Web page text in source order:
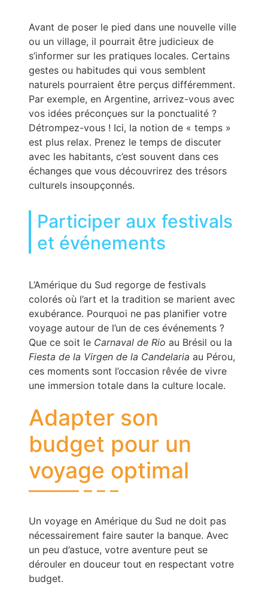
Avant de poser le pied dans une nouvelle ville
ou un village, il pourrait être judicieux de
s’informer sur les pratiques locales. Certains
gestes ou habitudes qui vous semblent
naturels pourraient être perçus différemment.
Par exemple, en Argentine, arrivez-vous avec
vos idées préconçues sur la ponctualité ?
Détrompez-vous ! Ici, la notion de « temps »
est plus relax. Prenez le temps de discuter
avec les habitants, c’est souvent dans ces
échanges que vous découvrirez des trésors
culturels insoupçonnés.
Participer aux festivals
et événements
L’Amérique du Sud regorge de festivals
colorés où l’art et la tradition se marient avec
exubérance. Pourquoi ne pas planifier votre
voyage autour de l’un de ces événements ?
Que ce soit le Carnaval de Rio au Brésil ou la
Fiesta de la Virgen de la Candelaria au Pérou,
ces moments sont l’occasion rêvée de vivre
une immersion totale dans la culture locale.
Adapter son
budget pour un
voyage optimal
Un voyage en Amérique du Sud ne doit pas
nécessairement faire sauter la banque. Avec
un peu d’astuce, votre aventure peut se
dérouler en douceur tout en respectant votre
budget.